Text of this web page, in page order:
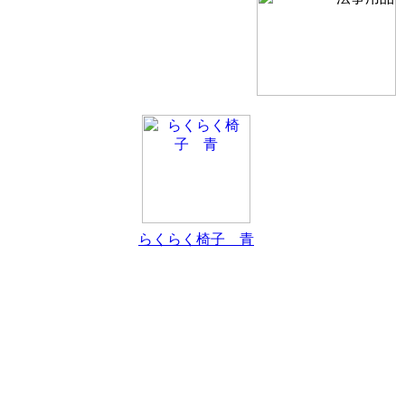
らくらく椅子 青